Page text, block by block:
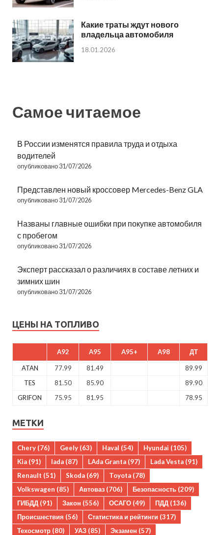
Какие траты ждут нового
владельца автомобиля
18.01.2026
Самое читаемое
В России изменятся правила труда и отдыха
водителей
опубликовано 31/07/2026
Представлен новый кроссовер Mercedes-Benz GLA
опубликовано 31/07/2026
Названы главные ошибки при покупке автомобиля
с пробегом
опубликовано 31/07/2026
Эксперт рассказал о различиях в составе летних и
зимних шин
опубликовано 31/07/2026
ЦЕНЫ НА ТОПЛИВО
A92 A95 A95+ A98 ДТ
ATAN 77.99 81.49
89.99
TES
81.50 85.90
89.90
GRIFON
75.95 81.95 78.95
МЕТКИ
Chery (76) Geely (63) Haval (54) Hyundai (105)
Kia (91) lada (87) LAda Granta (97) Lada Vesta (91)
Renault (51) Skoda (69) Toyota (78)
Volkswagen (85) Автоваз (706) Безопасность (209)
ГИБДД (91) Закон (556) ОСАГО (49) ПДД (136)
Происшествия (56) Статистика и рейтинги (317)
Техосмотр (80) УАЗ (85) Экзамен (57)